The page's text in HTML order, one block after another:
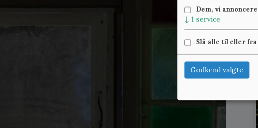
Dem, vi
↓ 1 service
Slå alle til eller fra
Godkend valgte